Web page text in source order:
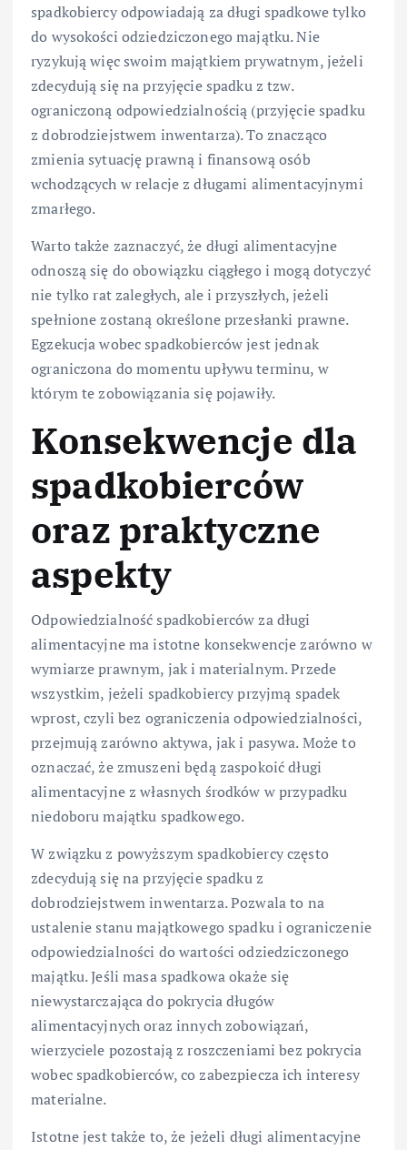
spadkobiercy odpowiadają za długi spadkowe tylko
do wysokości odziedziczonego majątku. Nie
ryzykują więc swoim majątkiem prywatnym, jeżeli
zdecydują się na przyjęcie spadku z tzw.
ograniczoną odpowiedzialnością (przyjęcie spadku
z dobrodziejstwem inwentarza). To znacząco
zmienia sytuację prawną i finansową osób
wchodzących w relacje z długami alimentacyjnymi
zmarłego.
Warto także zaznaczyć, że długi alimentacyjne
odnoszą się do obowiązku ciągłego i mogą dotyczyć
nie tylko rat zaległych, ale i przyszłych, jeżeli
spełnione zostaną określone przesłanki prawne.
Egzekucja wobec spadkobierców jest jednak
ograniczona do momentu upływu terminu, w
którym te zobowiązania się pojawiły.
Konsekwencje dla
spadkobierców
oraz praktyczne
aspekty
Odpowiedzialność spadkobierców za długi
alimentacyjne ma istotne konsekwencje zarówno w
wymiarze prawnym, jak i materialnym. Przede
wszystkim, jeżeli spadkobiercy przyjmą spadek
wprost, czyli bez ograniczenia odpowiedzialności,
przejmują zarówno aktywa, jak i pasywa. Może to
oznaczać, że zmuszeni będą zaspokoić długi
alimentacyjne z własnych środków w przypadku
niedoboru majątku spadkowego.
W związku z powyższym spadkobiercy często
zdecydują się na przyjęcie spadku z
dobrodziejstwem inwentarza. Pozwala to na
ustalenie stanu majątkowego spadku i ograniczenie
odpowiedzialności do wartości odziedziczonego
majątku. Jeśli masa spadkowa okaże się
niewystarczająca do pokrycia długów
alimentacyjnych oraz innych zobowiązań,
wierzyciele pozostają z roszczeniami bez pokrycia
wobec spadkobierców, co zabezpiecza ich interesy
materialne.
Istotne jest także to, że jeżeli długi alimentacyjne